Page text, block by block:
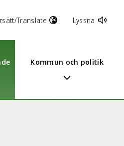
Translate Lyssna
Kommun och politik